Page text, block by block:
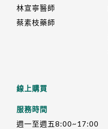
林宣寧醫師
蔡素枝藥師
線上購買
服務時間
週一至週五8:00~17:00